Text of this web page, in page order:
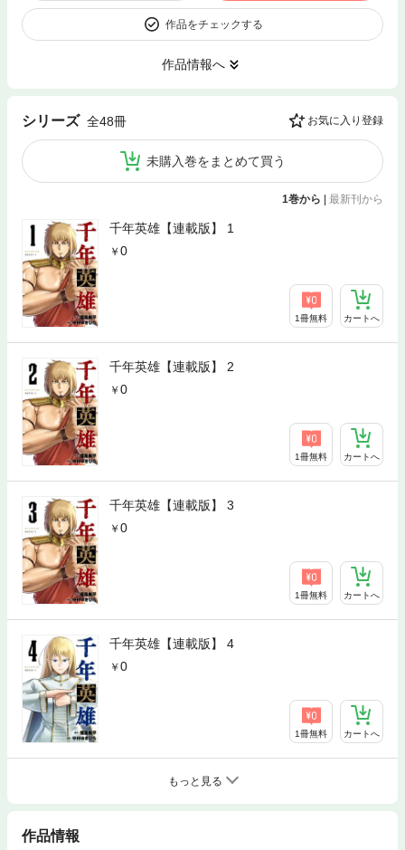
作品をチェックする
作品情報へ
シリーズ 全48冊 お気に入り登録
未購入巻をまとめて買う
1巻から | 最新刊から
千年英雄【連載版】 1
0
1冊無料 カートへ
千年英雄【連載版】 2
0
1冊無料 カートへ
千年英雄【連載版】 3
0
1冊無料 カートへ
千年英雄【連載版】 4
0
1冊無料 カートへ
もっと見る
作品情報